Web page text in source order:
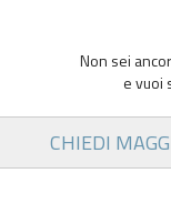
Non sei
e vuoi
CHIEDI